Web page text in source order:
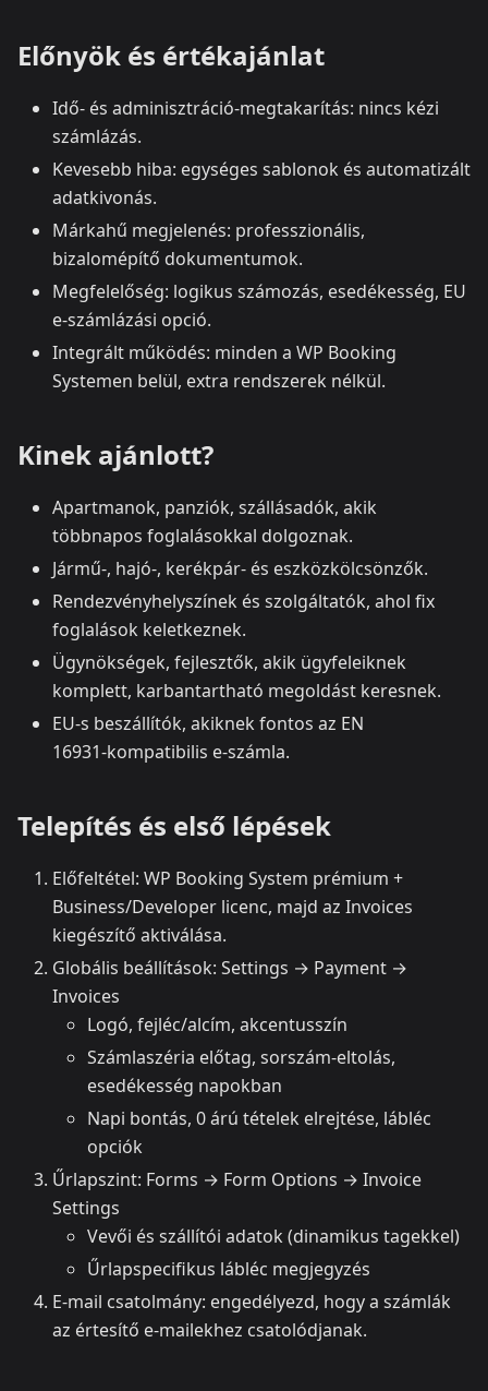
Előnyök és értékajánlat
Idő- és adminisztráció‑megtakarítás: nincs kézi
számlázás.
Kevesebb hiba: egységes sablonok és automatizált
adatkivonás.
Márkahű megjelenés: professzionális,
bizalomépítő dokumentumok.
Megfelelőség: logikus számozás, esedékesség, EU
e‑számlázási opció.
Integrált működés: minden a WP Booking
Systemen belül, extra rendszerek nélkül.
Kinek ajánlott?
Apartmanok, panziók, szállásadók, akik
többnapos foglalásokkal dolgoznak.
Jármű‑, hajó‑, kerékpár‑ és eszközkölcsönzők.
Rendezvényhelyszínek és szolgáltatók, ahol fix
foglalások keletkeznek.
Ügynökségek, fejlesztők, akik ügyfeleiknek
komplett, karbantartható megoldást keresnek.
EU‑s beszállítók, akiknek fontos az EN
16931‑kompatibilis e‑számla.
Telepítés és első lépések
Előfeltétel: WP Booking System prémium +
Business/Developer licenc, majd az Invoices
kiegészítő aktiválása.
Globális beállítások: Settings → Payment →
Invoices
Logó, fejléc/alcím, akcentusszín
Számlaszéria előtag, sorszám‑eltolás,
esedékesség napokban
Napi bontás, 0 árú tételek elrejtése, lábléc
opciók
Űrlapszint: Forms → Form Options → Invoice
Settings
Vevői és szállítói adatok (dinamikus tagekkel)
Űrlapspecifikus lábléc megjegyzés
E‑mail csatolmány: engedélyezd, hogy a számlák
az értesítő e‑mailekhez csatolódjanak.